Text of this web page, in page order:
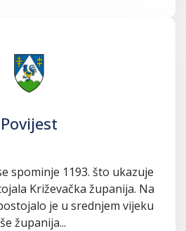
Povijest
spominje 1193. što ukazuje
Križevačka županija. Na
je u srednjem vijeku
županija...